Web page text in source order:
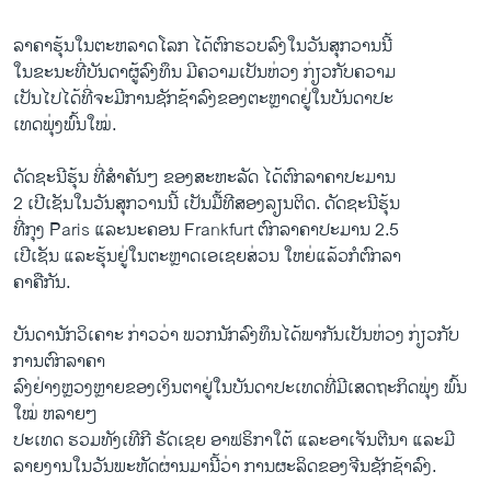
ສຽງ
ລາຍການກະຈາຍສຽງ
ລາຍງານ
ຕິດຕາມພວກເຮົາ ທີ່
ພາສາຕ່າງໆ
ລາຄາຮຸ້ນໃນຕະຫລາດໂລກ ໄດ້ຕົກຮວບລົງ​ໃນ​ວັນ​ສຸກ​ວານ​ນີ້
​ໃນ​ຂະນະ​ທີ່​ບັນດາ​ຜູ້​ລົງທຶນ ​ມີ​ຄວາມເປັນ​ຫ່ວງ​ ກ່ຽວ​ກັບຄວາມ
ເປັນ​ໄປ​ໄດ້​ທີ່​ຈະ​ມີການຊັກຊ້າລົງຂອງຕະຫຼາດຢູ່ໃນບັນດາປະ
ເທດພຸ່ງພົ້ນໃໝ່.
ດັດຊະນີ​ຮຸ້ນ ທີ່ສຳຄັນໆ ຂອງສະຫະລັດ ໄດ້ຕົກລາຄາປະມານ
2 ເປີ​ເຊັນ​ໃນ​ວັນ​ສຸກ​ວານ​ນີ້ ​ເປັນ​ມື້​ທີ​ສອງລຽນຕິດ. ດັດຊະນີຮຸ້ນ
ທີ່ກຸງ Paris ​ແລະນະຄອນ Frankfurt ຕົກລາຄາ​ປະມານ 2.5
​ເປີ​ເຊັນ ​ແລະຮຸ້ນຢູ່ໃນຕະຫຼາດເອ​ເຊຍສ່ວນ ໃຫຍ່ແລ້ວກໍຕົກລາ
ຄາຄື​ກັນ​.
ບັນດາ​ນັກວິ​ເຄາະ ກ່າວ​ວ່າ ພວກ​ນັກ​ລົງທຶນ​ໄດ້​ພາກັນ​ເປັນ​ຫ່ວງ ກ່ຽວ​ກັບ​
ການ​ຕົກ​ລາຄາ
ລົງຢ່າງຫຼວງຫຼາຍຂອງເງິນຕາຢູ່​ໃນບັນດາປະເທດ​ທີ່ມີ​ເສດຖະກິດພຸ່ງ ພົ້ນ
ໃໝ່ ຫລາຍໆ
ປະເທດ ຮວມ​ທັງ​ເທີ​ກີ ຣັດ​ເຊຍ ອາ​ຟຣິກາ​ໃຕ້ ​ແລະ​ອາ​ເຈັນ​ຕີ​ນາ ​ແລະ​ມີ
ລາຍ​ງານໃນ​ວັນ​ພະຫັດຜ່ານມານີ້ວ່າ ການ​ຜະ​ລິດ​ຂອງຈີນຊັກຊ້າລົງ.